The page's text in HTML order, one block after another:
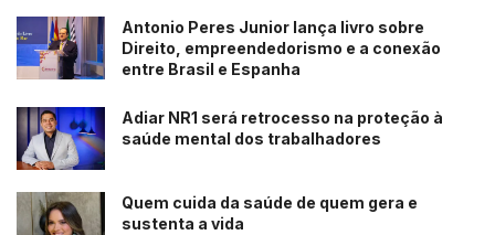
Antonio Peres Junior lança livro sobre
Direito, empreendedorismo e a conexão
entre Brasil e Espanha
Adiar NR1 será retrocesso na proteção à
saúde mental dos trabalhadores
Quem cuida da saúde de quem gera e
sustenta a vida